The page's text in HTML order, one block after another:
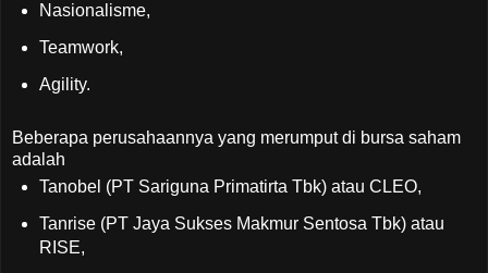
Nasionalisme,
Teamwork,
Agility.
Beberapa perusahaannya yang merumput di bursa saham
adalah
Tanobel (PT Sariguna Primatirta Tbk) atau CLEO,
Tanrise (PT Jaya Sukses Makmur Sentosa Tbk) atau
RISE,